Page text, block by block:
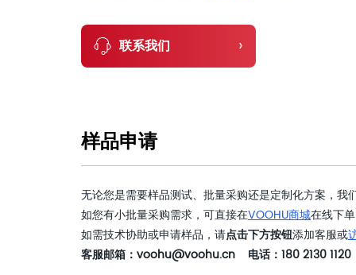
联系我们 ›
样品申请
无论您是需要样品测试、批量采购还是定制化方案，我
如您有小批量采购需求，可直接在VOOHU商城在线下
如需技术协助或申请样品，请点击下方按钮添加客服或
客服邮箱：voohu@voohu.cn 电话：180 2130 1120